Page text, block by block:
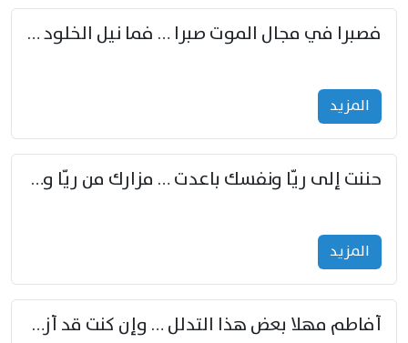
فصبرا في مجال الموت صبرا … فما نيل الخلود بمستطاع
المزید
حننت إلى ريّا ونفسك باعدت … مزارك من ريّا وشعباكما معا
المزید
أفاطم مهلا بعض هذا التدلل … وإن كنت قد أزمعت صرمي فأجملي